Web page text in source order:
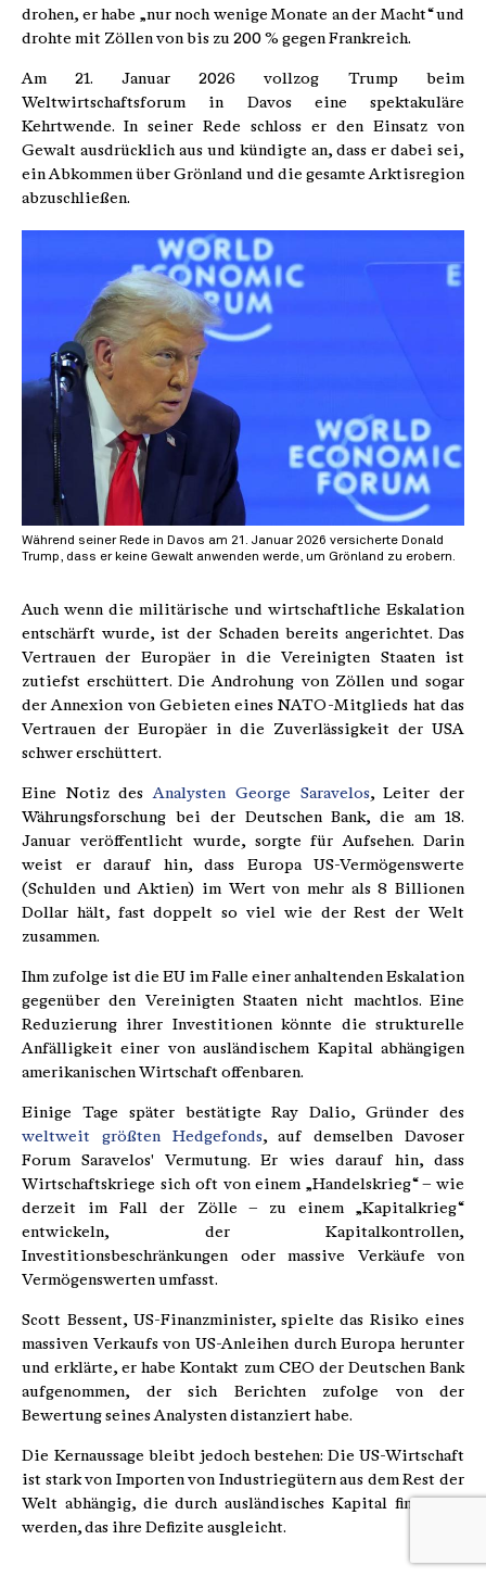
drohen, er habe „nur noch wenige Monate an der Macht“ und
drohte mit Zöllen von bis zu 200 % gegen Frankreich.
Am 21. Januar 2026 vollzog Trump beim
Weltwirtschaftsforum in Davos eine spektakuläre
Kehrtwende. In seiner Rede schloss er den Einsatz von
Gewalt ausdrücklich aus und kündigte an, dass er dabei sei,
ein Abkommen über Grönland und die gesamte Arktisregion
abzuschließen.
Während seiner Rede in Davos am 21. Januar 2026 versicherte Donald
Trump, dass er keine Gewalt anwenden werde, um Grönland zu erobern.
Auch wenn die militärische und wirtschaftliche Eskalation
entschärft wurde, ist der Schaden bereits angerichtet. Das
Vertrauen der Europäer in die Vereinigten Staaten ist
zutiefst erschüttert. Die Androhung von Zöllen und sogar
der Annexion von Gebieten eines NATO-Mitglieds hat das
Vertrauen der Europäer in die Zuverlässigkeit der USA
schwer erschüttert.
Eine Notiz desAnalysten George Saravelos, Leiter der
Währungsforschung bei der Deutschen Bank, die am 18.
Januar veröffentlicht wurde, sorgte für Aufsehen. Darin
weist er darauf hin, dass Europa US-Vermögenswerte
(Schulden und Aktien) im Wert von mehr als 8 Billionen
Dollar hält, fast doppelt so viel wie der Rest der Welt
zusammen.
Ihm zufolge ist die EU im Falle einer anhaltenden Eskalation
gegenüber den Vereinigten Staaten nicht machtlos. Eine
Reduzierung ihrer Investitionen könnte die strukturelle
Anfälligkeit einer von ausländischem Kapital abhängigen
amerikanischen Wirtschaft offenbaren.
Einige Tage später bestätigte Ray Dalio, Gründer des
weltweit größten Hedgefonds, auf demselben Davoser
Forum Saravelos' Vermutung. Er wies darauf hin, dass
Wirtschaftskriege sich oft von einem „Handelskrieg“ – wie
derzeit im Fall der Zölle – zu einem „Kapitalkrieg“
entwickeln, der Kapitalkontrollen,
Investitionsbeschränkungen oder massive Verkäufe von
Vermögenswerten umfasst.
Scott Bessent, US-Finanzminister, spielte das Risiko eines
massiven Verkaufs von US-Anleihen durch Europa herunter
und erklärte, er habe Kontakt zum CEO der Deutschen Bank
aufgenommen, der sich Berichten zufolge von der
Bewertung seines Analysten distanziert habe.
Die Kernaussage bleibt jedoch bestehen: Die US-Wirtschaft
ist stark von Importen von Industriegütern aus dem Rest der
Welt abhängig, die durch ausländisches Kapital finanziert
werden, das ihre Defizite ausgleicht.